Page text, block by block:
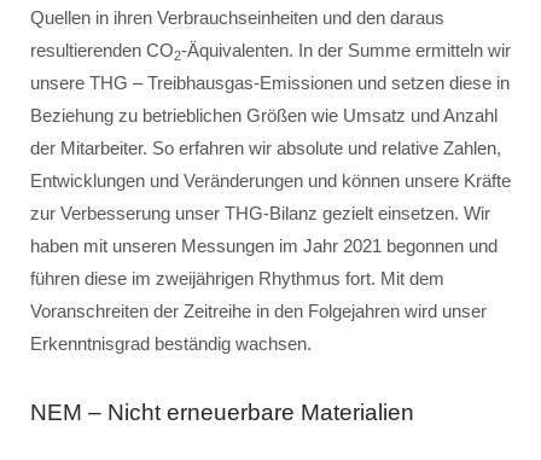
Quellen in ihren Verbrauchseinheiten und den daraus
resultierenden CO2-Äquivalenten. In der Summe ermitteln wir
unsere THG – Treibhausgas-Emissionen und setzen diese in
Beziehung zu betrieblichen Größen wie Umsatz und Anzahl
der Mitarbeiter. So erfahren wir absolute und relative Zahlen,
Entwicklungen und Veränderungen und können unsere Kräfte
zur Verbesserung unser THG-Bilanz gezielt einsetzen. Wir
haben mit unseren Messungen im Jahr 2021 begonnen und
führen diese im zweijährigen Rhythmus fort. Mit dem
Voranschreiten der Zeitreihe in den Folgejahren wird unser
Erkenntnisgrad beständig wachsen.
NEM – Nicht erneuerbare Materialien